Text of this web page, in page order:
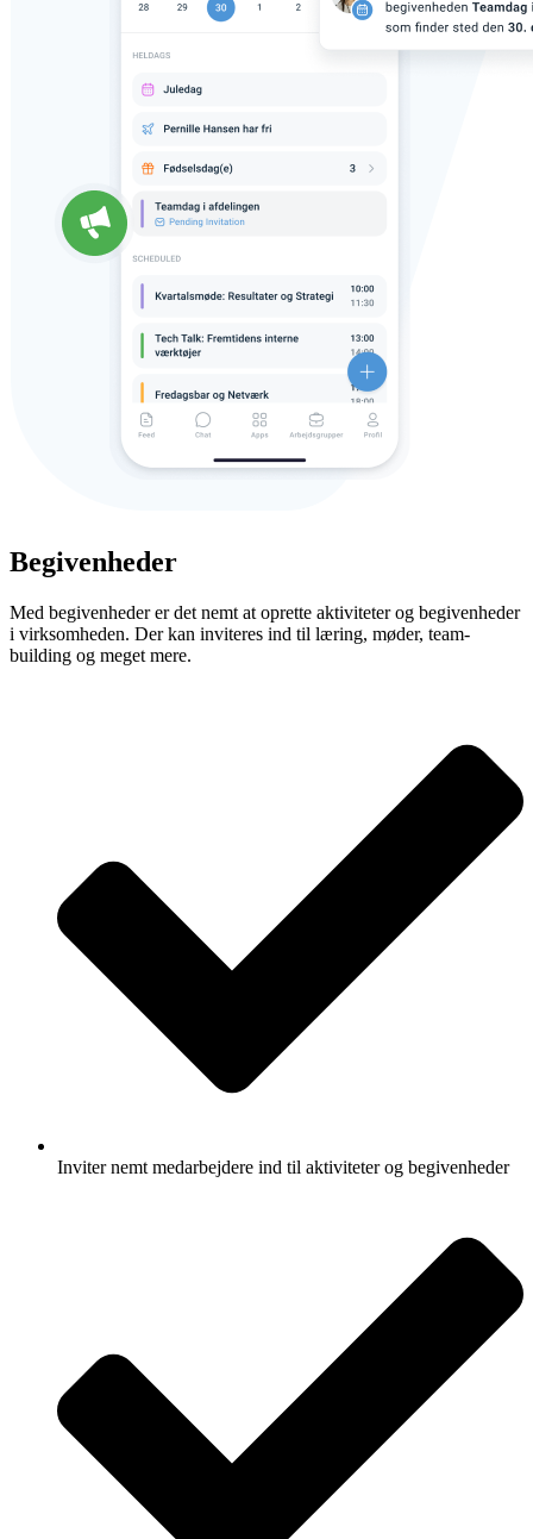
Begivenheder
Med begivenheder er det nemt at oprette aktiviteter og begivenheder
i virksomheden. Der kan inviteres ind til læring, møder, team-
building og meget mere.
Inviter nemt medarbejdere ind til aktiviteter og begivenheder